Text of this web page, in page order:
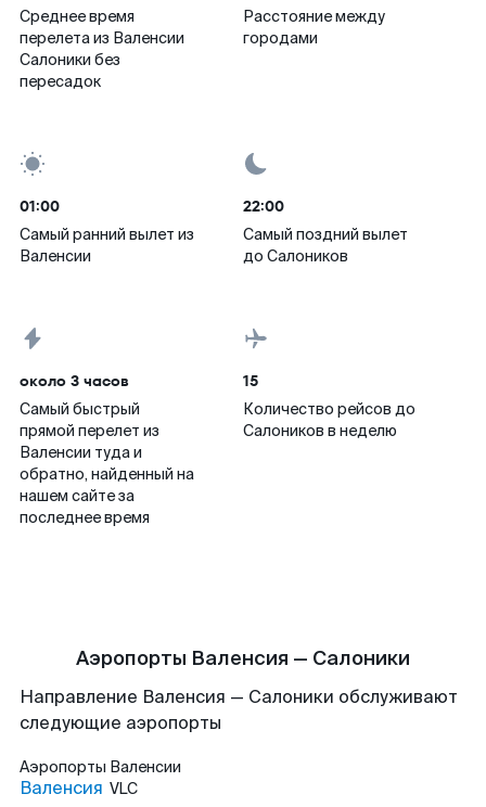
Среднее время
перелета из Валенсии
Салоники без
пересадок
Расстояние между
городами
01:00
Самый ранний вылет из
Валенсии
22:00
Самый поздний вылет
до Салоников
около 3 часов
Самый быстрый
прямой перелет из
Валенсии туда и
обратно, найденный на
нашем сайте за
последнее время
15
Количество рейсов до
Салоников в неделю
Аэропорты Валенсия — Салоники
Направление Валенсия — Салоники обслуживают
следующие аэропорты
Аэропорты Валенсии
Валенсия VLC